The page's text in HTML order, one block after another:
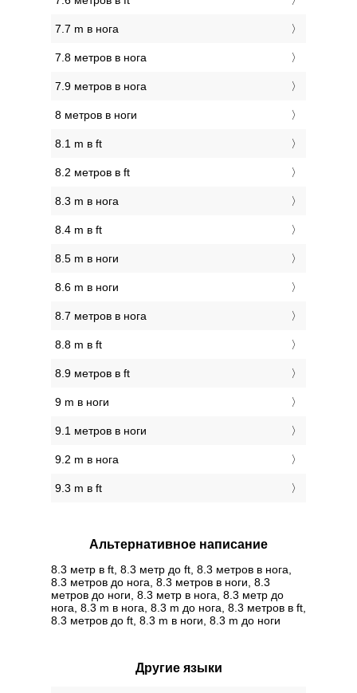
7.7 m в нога
7.8 метров в нога
7.9 метров в нога
8 метров в ноги
8.1 m в ft
8.2 метров в ft
8.3 m в нога
8.4 m в ft
8.5 m в ноги
8.6 m в ноги
8.7 метров в нога
8.8 m в ft
8.9 метров в ft
9 m в ноги
9.1 метров в ноги
9.2 m в нога
9.3 m в ft
Альтернативное написание
8.3 метр в ft, 8.3 метр до ft, 8.3 метров в нога,
8.3 метров до нога, 8.3 метров в ноги, 8.3
метров до ноги, 8.3 метр в нога, 8.3 метр до
нога, 8.3 m в нога, 8.3 m до нога, 8.3 метров в ft,
8.3 метров до ft, 8.3 m в ноги, 8.3 m до ноги
Другие языки